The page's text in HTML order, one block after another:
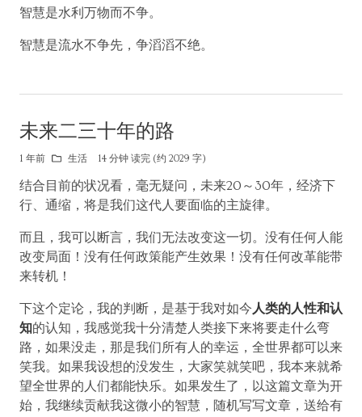
智慧是水利万物而不争。
智慧是流水不争先，争滔滔不绝。
未来二三十年的路
1 年前 生活 14 分钟 读完 (约 2029 字)
结合目前的状况看，毫无疑问，未来20～30年，经济下
行、通缩，将是我们这代人要面临的主旋律。
而且，我可以断言，我们无法改变这一切。没有任何人能
改变局面！没有任何政策能产生效果！没有任何改革能带
来转机！
下这个定论，我的判断，是基于我对如今人类的人性和认
知的认知，我感觉我十分清楚人类接下来将要走什么弯
路，如果没走，那是我们所有人的幸运，全世界都可以来
笑我。如果我设想的没发生，大家笑就笑吧，我本来就希
望全世界的人们都能快乐。如果发生了，以这篇文章为开
始，我继续贡献我这微小的智慧，随机写写文章，送给有